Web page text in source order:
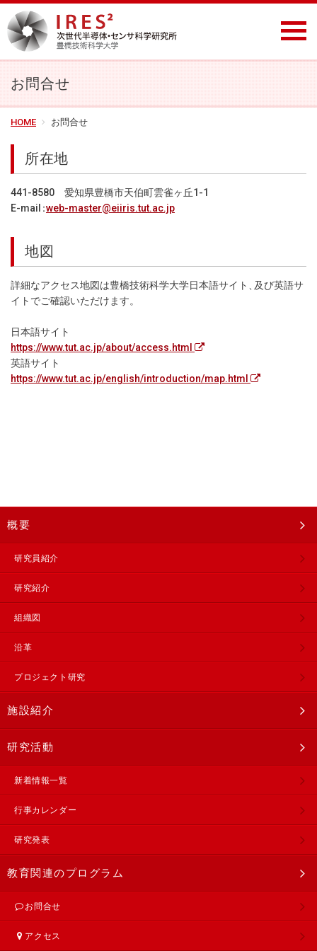
お問合せ
HOME お問合せ
所在地
441-8580 愛知県豊橋市天伯町雲雀ヶ丘1-1
E-mai ：web-master@eiiris.tut.ac.jp
地図
詳細なアクセス地図は豊橋技術科学大学日本語サイト
及び英語サ
イトでご確認いただけます。
日本語サイト
https://www.tut.ac.jp/about/access.html
英語サイト
https://www.tut.ac.jp/english/introduction/map.html
概要
研究員紹介
研究紹介
組織図
沿革
プロジェクト研究
施設紹介
研究活動
新着情報一覧
行事カレンダー
研究発表
教育関連のプログラム
お問合せ
アクセス